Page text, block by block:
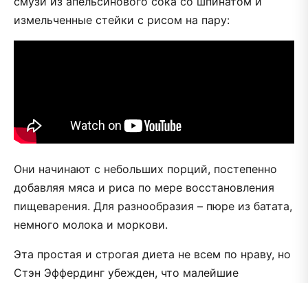
измельченные стейки с рисом на пару:
Они начинают с небольших порций, постепенно
добавляя мяса и риса по мере восстановления
пищеварения. Для разнообразия – пюре из батата,
немного молока и моркови.
Эта простая и строгая диета не всем по нраву, но
Стэн Эффердинг убежден, что малейшие